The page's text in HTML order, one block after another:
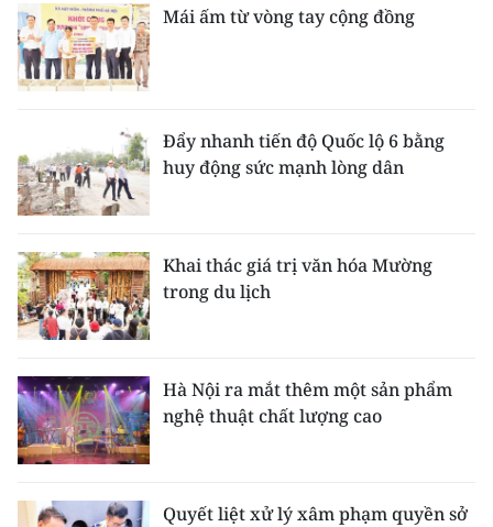
Mái ấm từ vòng tay cộng đồng
Đẩy nhanh tiến độ Quốc lộ 6 bằng
huy động sức mạnh lòng dân
Khai thác giá trị văn hóa Mường
trong du lịch
Hà Nội ra mắt thêm một sản phẩm
nghệ thuật chất lượng cao
Quyết liệt xử lý xâm phạm quyền sở